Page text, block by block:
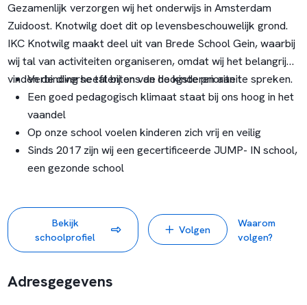
Gezamenlijk verzorgen wij het onderwijs in Amsterdam
Zuidoost. Knotwilg doet dit op levensbeschouwelijk grond.
IKC Knotwilg maakt deel uit van Brede School Gein, waarbij
wij tal van activiteiten organiseren, omdat wij het belangrijk
vinden de diverse talenten van de kinderen aan te spreken.
Verbinding heeft bij ons de hoogste prioriteit
Een goed pedagogisch klimaat staat bij ons hoog in het
vaandel
Op onze school voelen kinderen zich vrij en veilig
Sinds 2017 zijn wij een gecertificeerde JUMP- IN school,
een gezonde school
Bekijk
schoolprofiel
Volgen
Waarom
volgen?
Adresgegevens